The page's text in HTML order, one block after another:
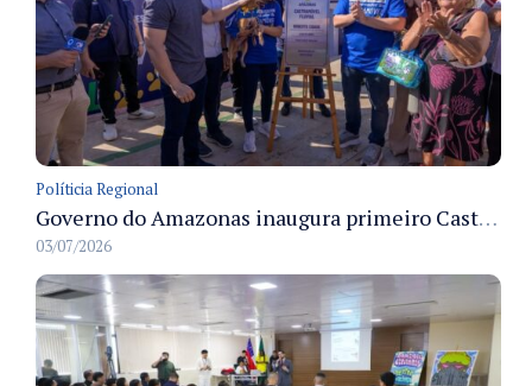
Políticia Regional
Governo do Amazonas inaugura primeiro Castramóvel Fluvial para atendimento veterinário às comunidades ribeirinhas e castração gratuita
03/07/2026